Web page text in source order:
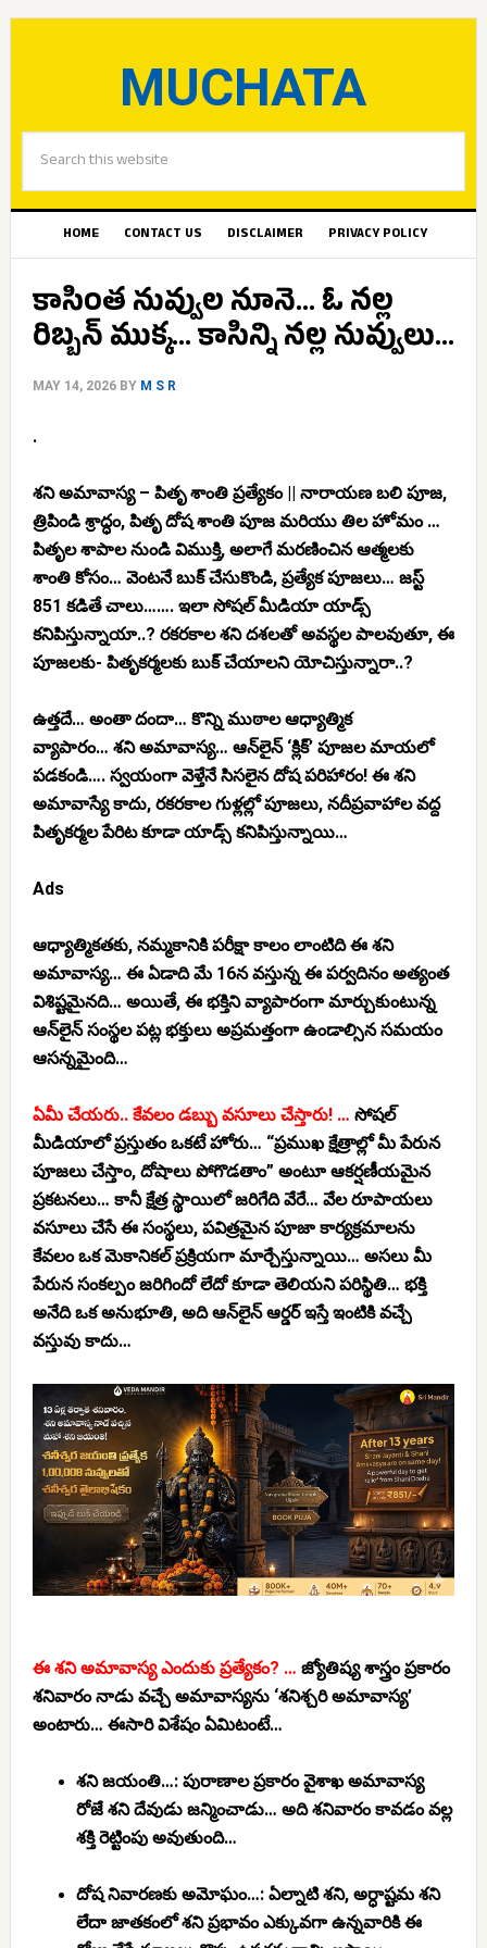
MUCHATA
HOME CONTACT US DISCLAIMER PRIVACY POLICY
కాసింత నువ్వుల నూనె… ఓ నల్ల
రిబ్బన్ ముక్క… కాసిన్ని నల్ల నువ్వులు…
MAY 14, 2026BY M S R
.
శని అమావాస్య – పితృ శాంతి ప్రత్యేకం || నారాయణ బలి పూజ,
త్రిపిండి శ్రాద్ధం, పితృ దోష శాంతి పూజ మరియు తిల హోమం …
పితృల శాపాల నుండి విముక్తి, అలాగే మరణించిన ఆత్మలకు
శాంతి కోసం… వెంటనే బుక్ చేసుకొండి, ప్రత్యేక పూజలు… జస్ట్
851 కడితే చాలు……. ఇలా సోషల్ మీడియా యాడ్స్
కనిపిస్తున్నాయా..? రకరకాల శని దశలతో అవస్థల పాలవుతూ, ఈ
పూజలకు- పితృకర్మలకు బుక్ చేయాలని యోచిస్తున్నారా..?
ఉత్తదే… అంతా దందా… కొన్ని ముఠాల ఆధ్యాత్మిక
వ్యాపారం… శని అమావాస్య… ఆన్‌లైన్ ‘క్లిక్’ పూజల మాయలో
పడకండి…. స్వయంగా వెళ్తేనే సిసలైన దోష పరిహారం! ఈ శని
అమావాస్యే కాదు, రకరకాల గుళ్లల్లో పూజలు, నదీప్రవాహాల వద్ద
పితృకర్మల పేరిట కూడా యాడ్స్ కనిపిస్తున్నాయి…
Ads
ఆధ్యాత్మికతకు, నమ్మకానికి పరీక్షా కాలం లాంటిది ఈ శని
అమావాస్య… ఈ ఏడాది మే 16న వస్తున్న ఈ పర్వదినం అత్యంత
విశిష్టమైనది… అయితే, ఈ భక్తిని వ్యాపారంగా మార్చుకుంటున్న
ఆన్‌లైన్ సంస్థల పట్ల భక్తులు అప్రమత్తంగా ఉండాల్సిన సమయం
ఆసన్నమైంది…
ఏమీ చేయరు.. కేవలం డబ్బు వసూలు చేస్తారు! … సోషల్
మీడియాలో ప్రస్తుతం ఒకటే హోరు… “ప్రముఖ క్షేత్రాల్లో మీ పేరున
పూజలు చేస్తాం, దోషాలు పోగొడతాం” అంటూ ఆకర్షణీయమైన
ప్రకటనలు… కానీ క్షేత్ర స్థాయిలో జరిగేది వేరే… వేల రూపాయలు
వసూలు చేసే ఈ సంస్థలు, పవిత్రమైన పూజా కార్యక్రమాలను
కేవలం ఒక మెకానికల్ ప్రక్రియగా మార్చేస్తున్నాయి… అసలు మీ
పేరున సంకల్పం జరిగిందో లేదో కూడా తెలియని పరిస్థితి… భక్తి
అనేది ఒక అనుభూతి, అది ఆన్‌లైన్ ఆర్డర్ ఇస్తే ఇంటికి వచ్చే
వస్తువు కాదు…
ఈ శని అమావాస్య ఎందుకు ప్రత్యేకం? … జ్యోతిష్య శాస్త్రం ప్రకారం
శనివారం నాడు వచ్చే అమావాస్యను ‘శనిశ్చరి అమావాస్య’
అంటారు… ఈసారి విశేషం ఏమిటంటే…
శని జయంతి…:పురాణాల ప్రకారం వైశాఖ అమావాస్య
రోజే శని దేవుడు జన్మించాడు… అది శనివారం కావడం వల్ల
శక్తి రెట్టింపు అవుతుంది…
దోష నివారణకు అమోఘం…:ఏల్నాటి శని, అర్ధాష్టమ శని
లేదా జాతకంలో శని ప్రభావం ఎక్కువగా ఉన్నవారికి ఈ